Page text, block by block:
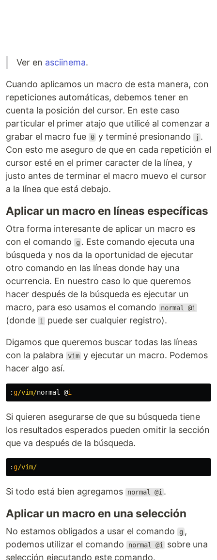
Ver en asciinema.
Cuando aplicamos un macro de esta manera, con
repeticiones automáticas, debemos tener en
cuenta la posición del cursor. En este caso
particular el primer atajo que utilicé al comenzar a
grabar el macro fue
0 y terminé presionando j .
Con esto me aseguro de que en cada repetición el
cursor esté en el primer caracter de la línea, y
justo antes de terminar el macro muevo el cursor
a la línea que está debajo.
Aplicar un macro en líneas específicas
Otra forma interesante de aplicar un macro es
con el comando
g . Este comando ejecuta una
búsqueda y nos da la oportunidad de ejecutar
otro comando en las líneas donde hay una
ocurrencia. En nuestro caso lo que queremos
hacer después de la búsqueda es ejecutar un
macro, para eso usamos el comando
normal @i
(donde i puede ser cualquier registro).
Digamos que queremos buscar todas las líneas
con la palabra
vim y ejecutar un macro. Podemos
hacer algo así.
: g/vim/normal @i
Si quieren asegurarse de que su búsqueda tiene
los resultados esperados pueden omitir la sección
que va después de la búsqueda.
: g/vim/
Si todo está bien agregamos normal @i .
Aplicar un macro en una selección
No estamos obligados a usar el comando g ,
podemos utilizar el comando
normal @i
sobre una
selección ejecutando este comando.